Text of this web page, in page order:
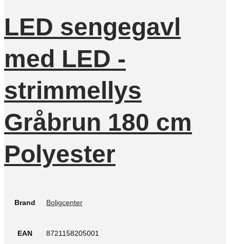
LED sengegavl
med LED -
strimmellys
Gråbrun 180 cm
Polyester
Brand Boligcenter
EAN 8721158205001